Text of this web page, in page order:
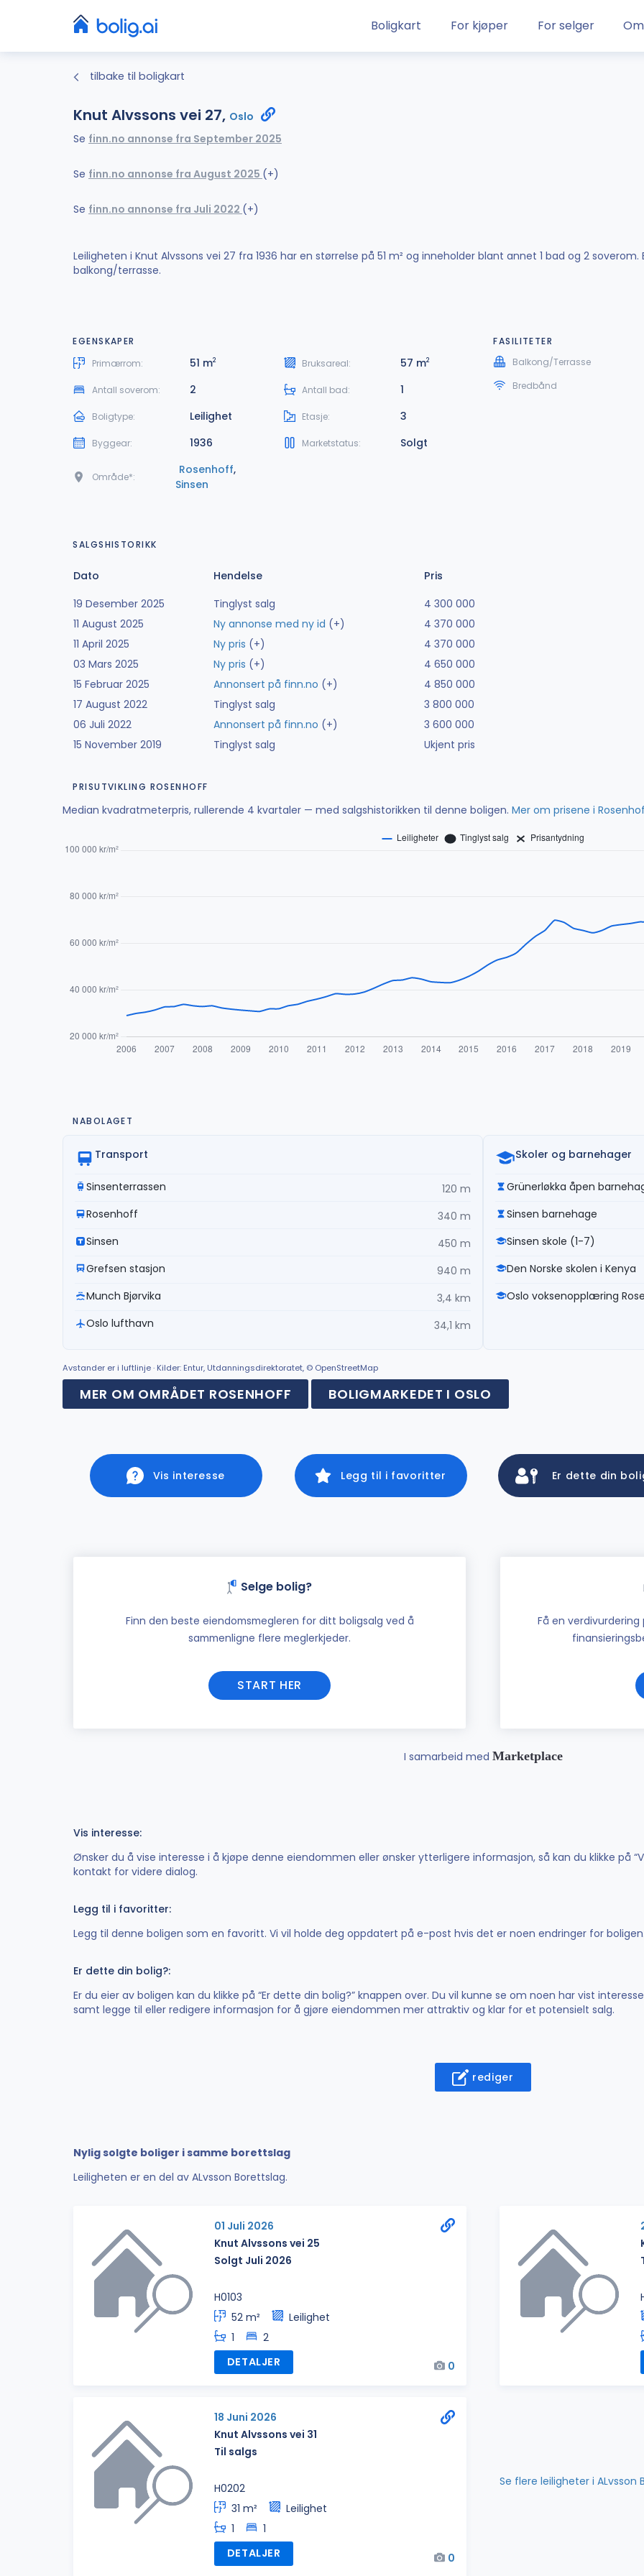
Boligkart For kjøper For selger
tilbake til boligkart
Knut Alvssons vei 27, Oslo
Se finn.no annonse fra September 2025
Se finn.no annonse fra August 2025 (+)
Se finn.no annonse fra Juli 2022 (+)
Leiligheten i Knut Alvssons vei 27 fra 1936 har en størrelse på 51 m² og inneholder blant annet 1 bad og 2
balkong/terrasse.
EGENSKAPER
Primærrom:
51 m2 Bruksareal: 57 m2
Antall soverom: 2 Antall bad: 1
Boligtype: Leilighet Etasje: 3
Byggear: 1936 Marketstatus: Solgt
Område*:
Rosenhoff,
Sinsen
FASILITETER
Balkong/Terrasse
Bredbånd
SALGSHISTORIKK
Dato Hendelse
Pris
19 Desember 2025
Tinglyst salg
4 300 000
11 August 2025
Ny annonse med ny id (+)
4 370 000
11 April 2025
Ny pris (+)
4 370 000
03 Mars 2025
Ny pris (+)
4 650 000
15 Februar 2025
Annonsert på finn.no (+)
4 850 000
17 August 2022
Tinglyst salg
3 800 000
06 Juli 2022
Annonsert på finn.no (+)
3 600 000
15 November 2019
Tinglyst salg Ukjent pris
PRISUTVIKLING ROSENHOFF
Median kvadratmeterpris, rullerende 4 kvartaler — med salgshistorikken til denne boligen. Mer om prisene i
NABOLAGET
Transport
Sinsenterrassen
120 m
Rosenhoff
340 m
Sinsen
450 m
Grefsen stasjon
940 m
Munch Bjørvika
3,4 km
Oslo lufthavn
34,1 km
Skoler og barnehager
Grünerløkka åpen
Sinsen barnehage
Sinsen skole (1-7)
Den Norske skolen i Kenya
Oslo voksenopplæring
Avstander er i luftlinje · Kilder: Entur, Utdanningsdirektoratet, © OpenStreetMap
MER OM OMRÅDET ROSENHOFF BOLIGMARKEDET I OSLO
Vis interesse Legg til i favoritter Er dette din
Selge bolig?
Finn den beste eiendomsmegleren for ditt boligsalg ved å
sammenligne flere meglerkjeder.
START HER
Få en
I samarbeid med Marketplace
Vis interesse:
Ønsker du å vise interesse i å kjøpe denne eiendommen eller ønsker ytterligere informasjon, så kan du klikke på
kontakt for videre dialog.
Legg til i favoritter:
Legg til denne boligen som en favoritt. Vi vil holde deg oppdatert på e-post hvis det er noen endringer for
Er dette din bolig?:
Er du eier av boligen kan du klikke på “Er dette din bolig?” knappen over. Du vil kunne se om noen har vist
samt legge til eller redigere informasjon for å gjøre eiendommen mer attraktiv og klar for et potensielt salg.
rediger
Nylig solgte boliger i samme borettslag
Leiligheten er en del av ALvsson Borettslag.
01 Juli 2026
Knut Alvssons vei 25
Solgt Juli 2026
H0103
52 m²
Leilighet
1
2
DETALJER
0
18 Juni 2026
Knut Alvssons vei 31
Til salgs
H0202
31 m²
Leilighet
1
1
DETALJER
0
Se flere leiligheter i ALvsson